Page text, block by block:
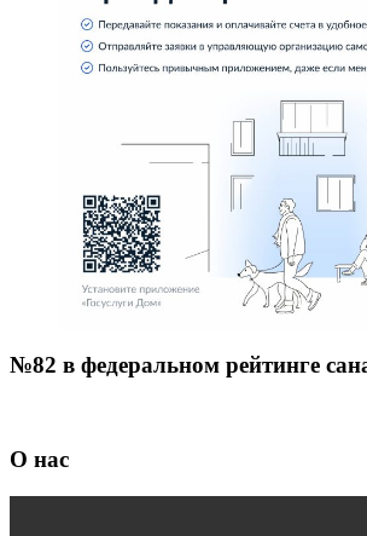
№82 в федеральном рейтинге
О нас